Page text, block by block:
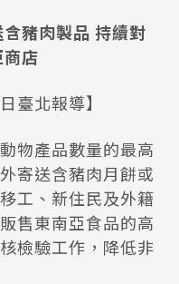
豬肉製品 持續對
店
臺北報導】
物產品數量的最高
寄送含豬肉月餅或
工、新住民及外籍
售東南亞食品的高
檢驗工作，降低非